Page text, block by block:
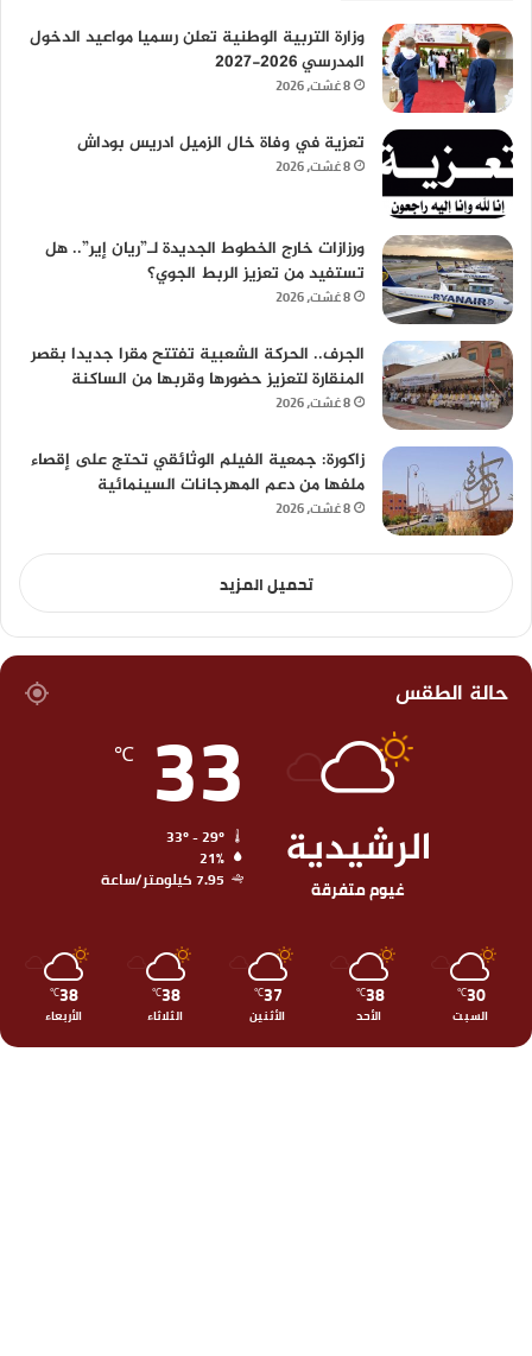
وزارة التربية الوطنية تعلن رسميا مواعيد الدخول
المدرسي 2026-2027
8 غشت، 2026
تعزية في وفاة خال الزميل ادريس بوداش
8 غشت، 2026
ورزازات خارج الخطوط الجديدة لـ”ريان إير”.. هل
تستفيد من تعزيز الربط الجوي؟
8 غشت، 2026
الجرف.. الحركة الشعبية تفتتح مقرا جديدا بقصر
المنقارة لتعزيز حضورها وقربها من الساكنة
8 غشت، 2026
زاكورة: جمعية الفيلم الوثائقي تحتج على إقصاء
ملفها من دعم المهرجانات السينمائية
8 غشت، 2026
تحميل المزيد
حالة الطقس
الرشيدية
غيوم متفرقة
33
℃
21%
7.95 كيلومتر/ساعة
30
℃
السبت
38
℃
الأحد
37
℃
الأثنين
38
℃
الثلاثاء
38
℃
الأربعاء